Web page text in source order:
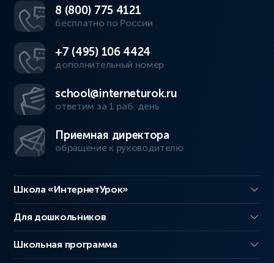
8 (800) 775 4121
бесплатно по России
+7 (495) 106 4424
дополнительный номер
school@interneturok.ru
ответим за 1 раб. день
Приемная директора
обращение к руководителю
Школа «ИнтернетУрок»
Для дошкольников
Школьная программа